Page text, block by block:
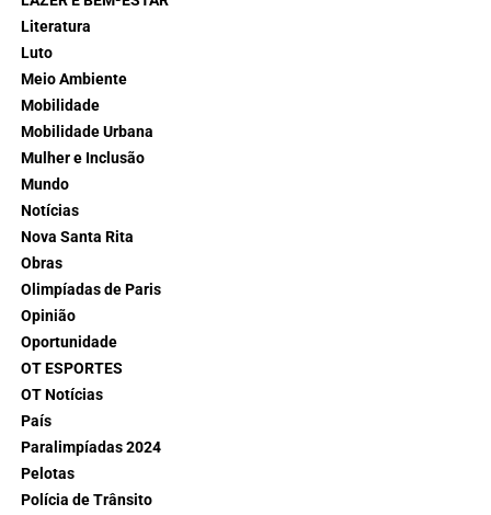
Literatura
Luto
Meio Ambiente
Mobilidade
Mobilidade Urbana
Mulher e Inclusão
Mundo
Notícias
Nova Santa Rita
Obras
Olimpíadas de Paris
Opinião
Oportunidade
OT ESPORTES
OT Notícias
País
Paralimpíadas 2024
Pelotas
Polícia de Trânsito